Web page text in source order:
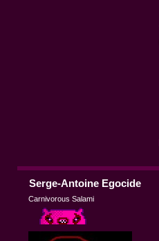
Serge-Antoine Egocide
Carnivorous Salami